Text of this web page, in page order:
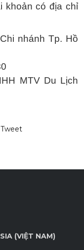
khoản có địa chỉ
nhánh Tp. Hồ
MTV Du Lịch
Tweet
(VIỆT NAM)